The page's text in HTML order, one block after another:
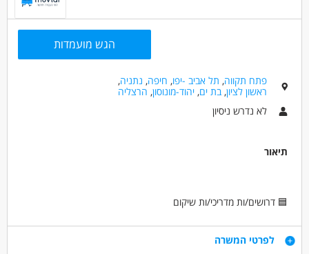
הגש מועמדות
פתח תקווה, תל אביב -יפו, חיפה, נתניה,
ראשון לציון,בת ים,יהוד-מונוסון, הרצליה
לא נדרש ניסיון
תיאור
🟦 דרושים/ות מדריכי/ות שיקום
המפעיל מסגרות דיור למתמודדי נפש
✨ מה התפקיד כולל?
דרישות
לפרטי המשרה